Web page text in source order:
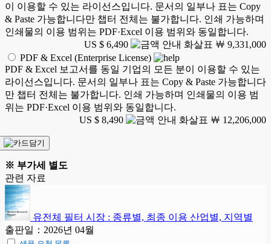
이 이용할 수 있는 라이선스입니다. 문서의 일부나 표는 Copy
& Paste 가능합니다만 챕터 전체는 불가합니다. 인쇄 가능하며
인쇄물의 이용 범위는 PDF·Excel 이용 범위와 동일합니다.
US $ 6,490
￦ 9,331,000
PDF & Excel (Enterprise License)
PDF & Excel 보고서를 동일 기업의 모든 분이 이용할 수 있는
라이선스입니다. 문서의 일부나 표는 Copy & Paste 가능합니다
만 챕터 전체는 불가합니다. 인쇄 가능하며 인쇄물의 이용 범
위는 PDF·Excel 이용 범위와 동일합니다.
US $ 8,490
￦ 12,206,000
※ 부가세 별도
관련 자료
유전체 필터 시장 : 종류별, 최종 이용 산업별, 지역별
출판일：2026년 04월